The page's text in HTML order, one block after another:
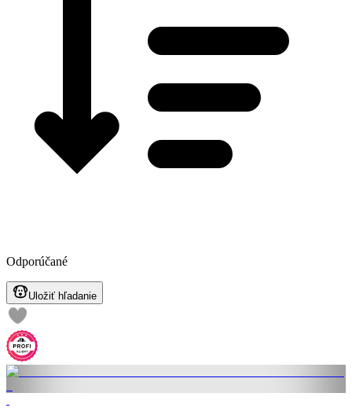
Odporúčané
Uložiť hľadanie